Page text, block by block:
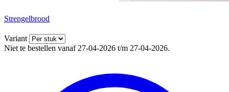
Strengelbrood
Variant
Niet te bestellen vanaf 27-04-2026 t/m 27-04-2026.